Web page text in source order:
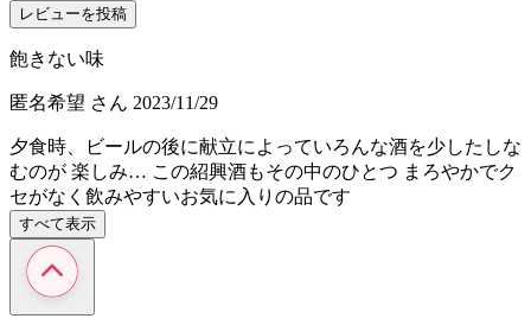
レビューを投稿
飽きない味
匿名希望 さん 2023/11/29
夕食時、ビールの後に献立によっていろんな酒を少したしな
むのが 楽しみ… この紹興酒もその中のひとつ まろやかでク
セがなく飲みやすいお気に入りの品です
すべて表示